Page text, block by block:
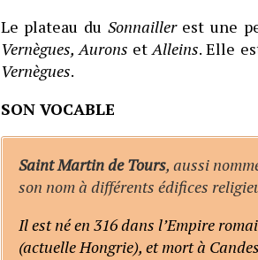
Le plateau du Sonnaillerest une
Vernègues, Aurons etAlleins. Elle
Vernègues.
SON VOCABLE
Saint Martin de Tours, aussi
son nom à différents édifices
Il est né en 316 dans l’Empire
(actuelle Hongrie), et mort à